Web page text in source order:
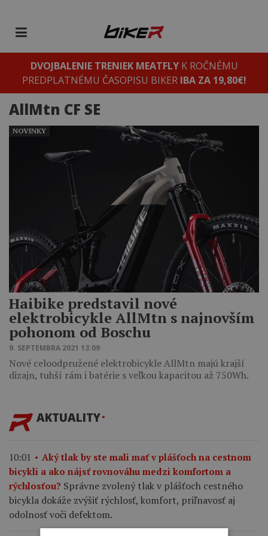
DVOJBALENIE TRENIEK MEATFLYK ROČNÉMU
PREDPLATNÉMU ČASOPISU BIKER IBA ZA 19,80€!
AllMtn CF SE
Haibike predstavil nové
elektrobicykle AllMtn s najnovším
pohonom od Boschu
9. SEPTEMBRA 2021 13:09
Nové celoodpružené elektrobicykle AllMtn majú krajší
dizajn, tuhší rám i batérie s veľkou kapacitou až 750Wh.
NOVINKY
AKTUALITY
10:01
Aký tlak by ste mali mať v plášťoch na cestnom
bicykli a ako nájsť rovnováhu medzi komfortom a
rýchlosťou? Správne zvolený tlak v plášťoch cestného
bicykla dokáže zvýšiť rýchlosť, komfort, priľnavosť aj
odolnosť voči defektom.